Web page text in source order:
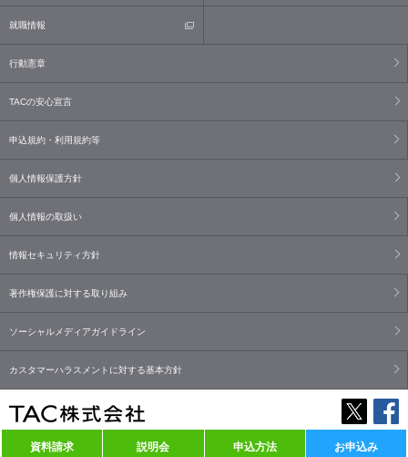
資料請求 説明会 申込方法 お申込み
就職情報
行動憲章
TACの安心宣言
申込規約・利用規約等
個人情報保護方針
個人情報の取扱い
情報セキュリティ方針
著作権保護に対する取り組み
ソーシャルメディアガイドライン
カスタマーハラスメントに対する基本方針
Copyright© TAC Co., Ltd. All Rights Reserved.